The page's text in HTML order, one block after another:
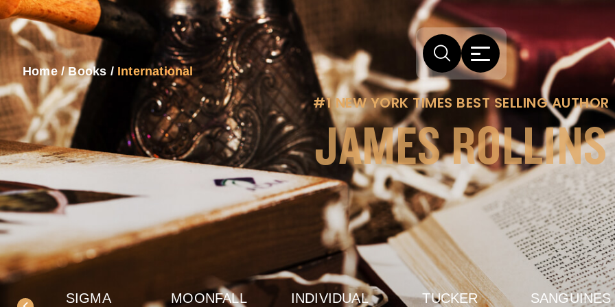
Home/Books / International
#1 NEW YORK TIMES BEST SELLING AUTHOR
JAMES ROLLINS
SIGMA MOONFALL
INDIVIDUAL
TUCKER
SANGUINES